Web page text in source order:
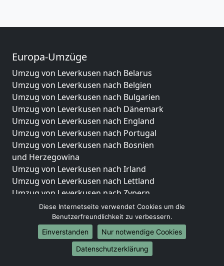
Europa-Umzüge
Umzug von Leverkusen nach Belarus
Umzug von Leverkusen nach Belgien
Umzug von Leverkusen nach Bulgarien
Umzug von Leverkusen nach Dänemark
Umzug von Leverkusen nach England
Umzug von Leverkusen nach Portugal
Umzug von Leverkusen nach Bosnien
und Herzegowina
Umzug von Leverkusen nach Irland
Umzug von Leverkusen nach Lettland
Umzug von Leverkusen nach Zypern
Umzug von Leverkusen nach Kroatien
Umzug von Leverkusen nach Estland
Umzug von Leverkusen nach Finnland
Umzug von Leverkusen nach Frankreich
Umzug von Leverkusen nach Griechenland
Diese Internetseite verwendet Cookies um die
Benutzerfreundlichkeit zu verbessern.
Einverstanden
Nur notwendige Cookies
Datenschutzerklärung